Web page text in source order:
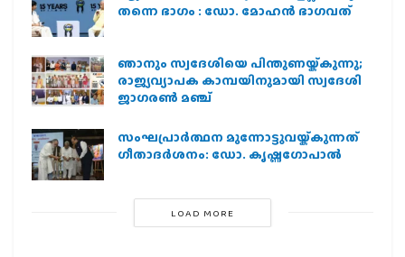
തന്നെ ഭാഗം : ഡോ. മോഹന്‍ ഭാഗവത്
ഞാനും സ്വദേശിയെ പിന്തുണയ്ക്കുന്നു;
രാജ്യവ്യാപക കാമ്പയിനുമായി സ്വദേശി
ജാഗരണ്‍ മഞ്ച്
സംഘപ്രാര്‍ത്ഥന മുന്നോട്ടുവയ്ക്കുന്നത്
ഗീതാദര്‍ശനം: ഡോ. കൃഷ്ണഗോപാല്‍
LOAD MORE